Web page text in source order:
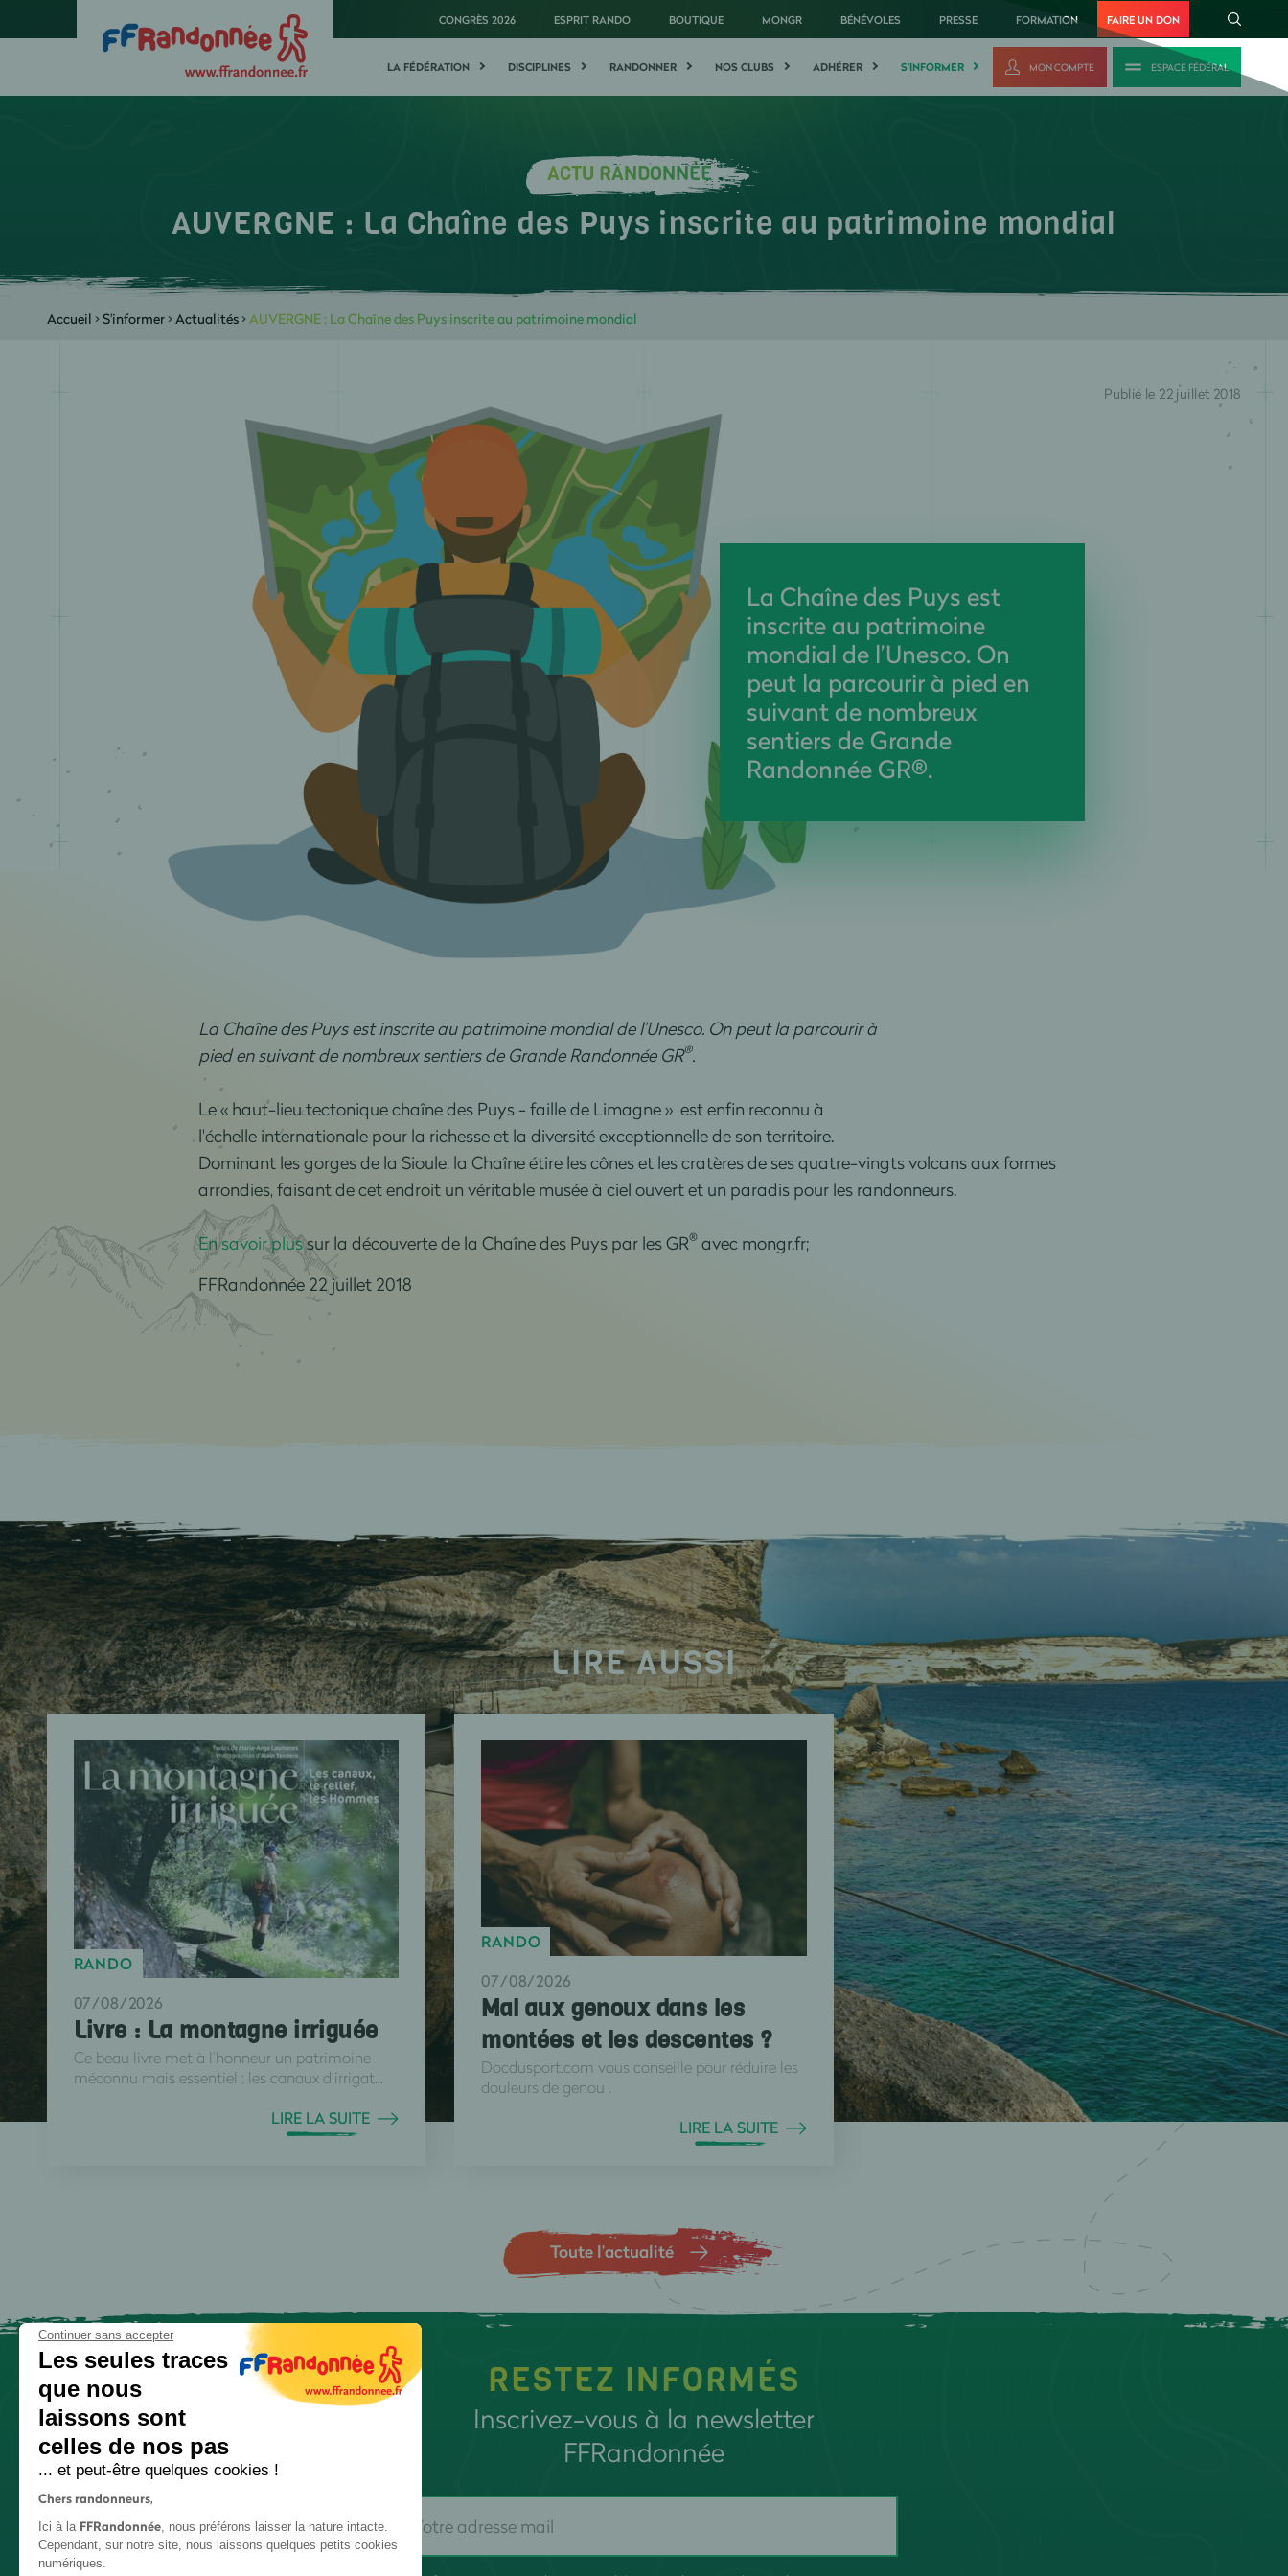
CONGRÈS 2026 ESPRIT RANDO BOUTIQUE MONGR BÉNÉVOLES PRESSE FORMATION FAIRE UN DON
LA FÉDÉRATION DISCIPLINES RANDONNER NOS CLUBS ADHÉRER S'INFORMER MON COMPTE ESPACE FÉDÉRAL
ACTU RANDONNÉE
AUVERGNE : La Chaîne des Puys inscrite au patrimoine mondial
Accueil >S'informer>Actualités>AUVERGNE : La Chaîne des Puys inscrite au patrimoine mondial
La Chaîne des Puys est
inscrite au patrimoine
mondial de l’Unesco. On
peut la parcourir à pied en
suivant de nombreux
sentiers de Grande
Randonnée GR®.
Publié le 22 juillet 2018
La Chaîne des Puys est inscrite au patrimoine mondial de l’Unesco. On peut la parcourir à
pied en suivant de nombreux sentiers de Grande Randonnée GR®.
Le « haut-lieu tectonique chaîne des Puys - faille de Limagne » est enfin reconnu à
l'échelle internationale pour la richesse et la diversité exceptionnelle de son territoire.
Dominant les gorges de la Sioule, la Chaîne étire les cônes et les cratères de ses quatre-vingts volcans aux formes
arrondies, faisant de cet endroit un véritable musée à ciel ouvert et un paradis pour les randonneurs.
En savoir plussur la découverte de la Chaîne des Puys par les GR®avec mongr.fr;
FFRandonnée 22 juillet 2018
LIRE AUSSI
RANDO
07/08/2026
Livre : La montagne irriguée
Ce beau livre met à l’honneur un patrimoine
méconnu mais essentiel : les canaux d’irrigat...
LIRE LA SUITE
RANDO
07/08/2026
Mal aux genoux dans les
montées et les descentes ?
Docdusport.com vous conseille pour réduire les
douleurs de genou .
LIRE LA SUITE
Toute l’actualité
RESTEZ INFORMÉS
Inscrivez-vous à la newsletter
FFRandonnée
Continuer sans accepter
Les seules traces
que nous
laissons sont
celles de nos pas
... et peut-être quelques cookies !
Chers randonneurs,
Ici à la FFRandonnée, nous préférons laisser la nature intacte.
Cependant, sur notre site, nous laissons quelques petits cookies
numériques.